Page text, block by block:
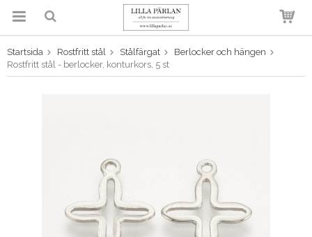
Produkten har blivit tillagd i
varukorgen
Startsida Rostfritt stål Stålfärgat
Berlocker och hängen
Rostfritt stål - berlocker, konturkors, 5 st